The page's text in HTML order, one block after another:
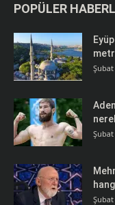
POPÜLER
Şubat
Şubat
Şubat